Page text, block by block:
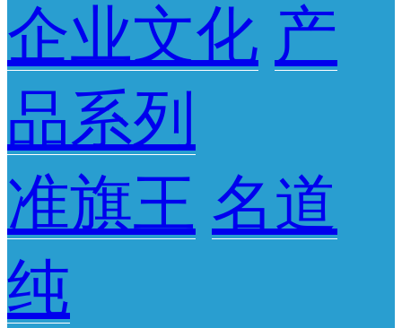
企业文化 产
品系列
准旗王 名道
纯